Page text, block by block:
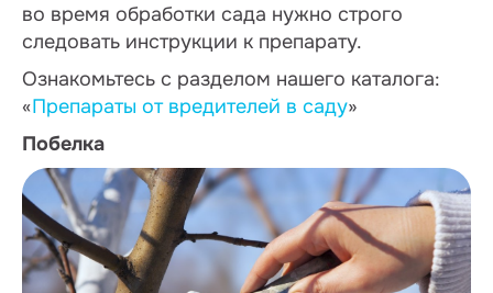
во время обработки сада нужно строго
следовать инструкции к препарату.
Ознакомьтесь с разделом нашего каталога:
«Препараты от вредителей в саду»
Побелка